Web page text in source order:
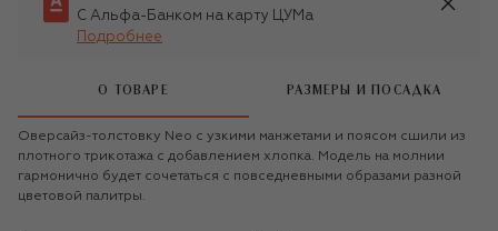
С Альфа-Банком на карту ЦУМа
Подробнее
О ТОВАРЕ РАЗМЕРЫ И ПОСАДКА
Оверсайз-толстовку Neo с узкими манжетами и поясом сшили из
плотного трикотажа с добавлением хлопка. Модель на молнии
гармонично будет сочетаться с повседневными образами разной
цветовой палитры.